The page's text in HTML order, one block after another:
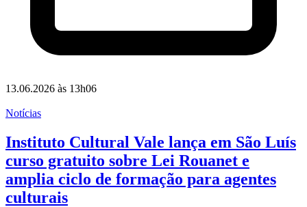
13.06.2026 às 13h06
Notícias
Instituto Cultural Vale lança em São Luís
curso gratuito sobre Lei Rouanet e
amplia ciclo de formação para agentes
culturais